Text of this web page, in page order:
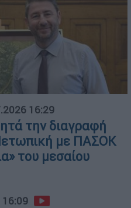
16:29
την διαγραφή
με ΠΑΣΟΚ
του μεσαίου
16:09